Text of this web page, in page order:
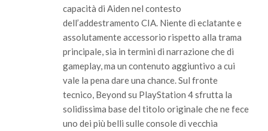
capacità di Aiden nel contesto
dell’addestramento CIA. Niente di eclatante e
assolutamente accessorio rispetto alla trama
principale, sia in termini di narrazione che di
gameplay, ma un contenuto aggiuntivo a cui
vale la pena dare una chance. Sul fronte
tecnico, Beyond su PlayStation 4 sfrutta la
solidissima base del titolo originale che ne fece
uno dei più belli sulle console di vecchia